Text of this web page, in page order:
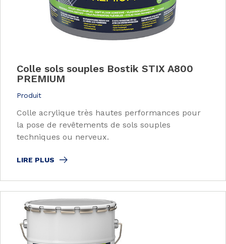
Colle sols souples Bostik STIX A800
PREMIUM
Produit
Colle acrylique très hautes performances pour
la pose de revêtements de sols souples
techniques ou nerveux.
LIRE PLUS